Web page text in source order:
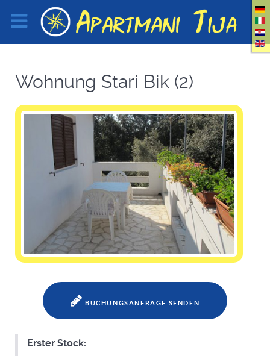
Wohnung Stari Bik (2)
BUCHUNGSANFRAGE SENDEN
Erster Stock: